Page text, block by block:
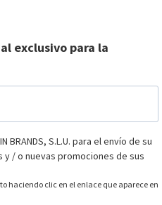
exclusivo para la
BRANDS, S.L.U. para el envío de su
/ o nuevas promociones de sus
haciendo clic en el enlace que aparece en